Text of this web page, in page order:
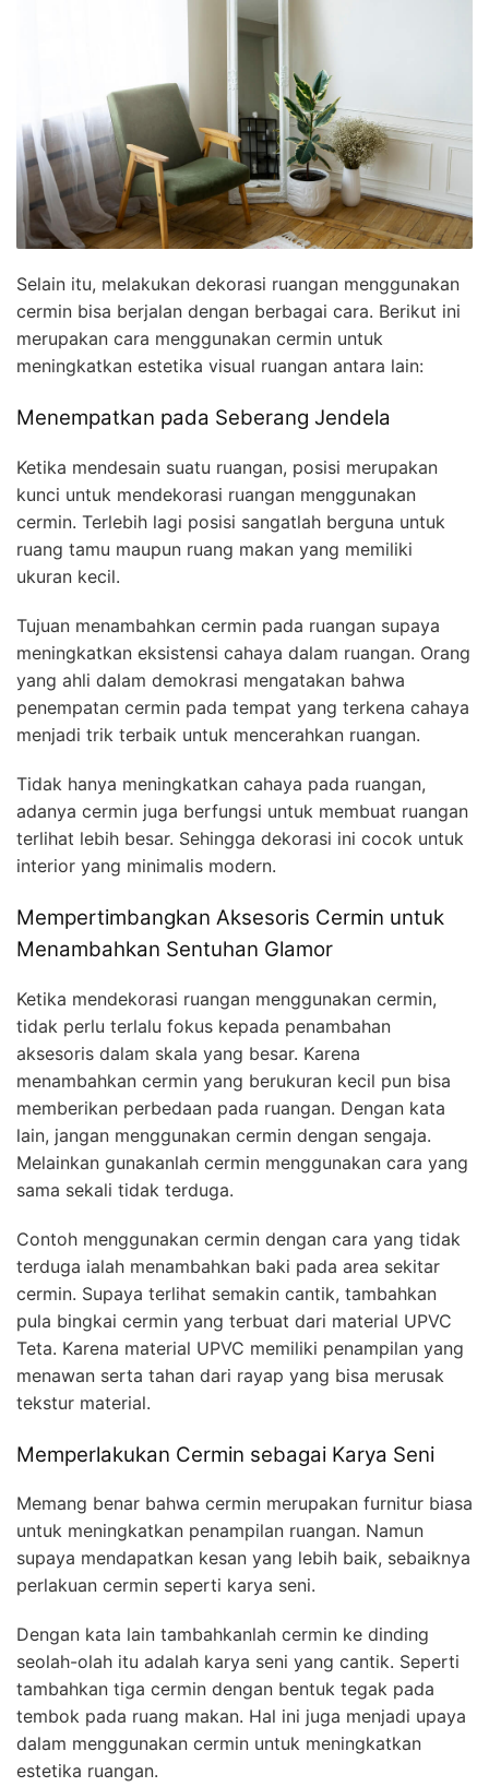
Selain itu, melakukan dekorasi ruangan menggunakan
cermin bisa berjalan dengan berbagai cara. Berikut ini
merupakan cara menggunakan cermin untuk
meningkatkan estetika visual ruangan antara lain:
Menempatkan pada Seberang Jendela
Ketika mendesain suatu ruangan, posisi merupakan
kunci untuk mendekorasi ruangan menggunakan
cermin. Terlebih lagi posisi sangatlah berguna untuk
ruang tamu maupun ruang makan yang memiliki
ukuran kecil.
Tujuan menambahkan cermin pada ruangan supaya
meningkatkan eksistensi cahaya dalam ruangan. Orang
yang ahli dalam demokrasi mengatakan bahwa
penempatan cermin pada tempat yang terkena cahaya
menjadi trik terbaik untuk mencerahkan ruangan.
Tidak hanya meningkatkan cahaya pada ruangan,
adanya cermin juga berfungsi untuk membuat ruangan
terlihat lebih besar. Sehingga dekorasi ini cocok untuk
interior yang minimalis modern.
Mempertimbangkan Aksesoris Cermin untuk
Menambahkan Sentuhan Glamor
Ketika mendekorasi ruangan menggunakan cermin,
tidak perlu terlalu fokus kepada penambahan
aksesoris dalam skala yang besar. Karena
menambahkan cermin yang berukuran kecil pun bisa
memberikan perbedaan pada ruangan. Dengan kata
lain, jangan menggunakan cermin dengan sengaja.
Melainkan gunakanlah cermin menggunakan cara yang
sama sekali tidak terduga.
Contoh menggunakan cermin dengan cara yang tidak
terduga ialah menambahkan baki pada area sekitar
cermin. Supaya terlihat semakin cantik, tambahkan
pula bingkai cermin yang terbuat dari material UPVC
Teta. Karena material UPVC memiliki penampilan yang
menawan serta tahan dari rayap yang bisa merusak
tekstur material.
Memperlakukan Cermin sebagai Karya Seni
Memang benar bahwa cermin merupakan furnitur biasa
untuk meningkatkan penampilan ruangan. Namun
supaya mendapatkan kesan yang lebih baik, sebaiknya
perlakuan cermin seperti karya seni.
Dengan kata lain tambahkanlah cermin ke dinding
seolah-olah itu adalah karya seni yang cantik. Seperti
tambahkan tiga cermin dengan bentuk tegak pada
tembok pada ruang makan. Hal ini juga menjadi upaya
dalam menggunakan cermin untuk meningkatkan
estetika ruangan.